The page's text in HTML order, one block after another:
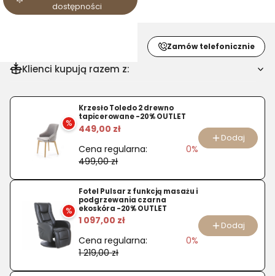
dostępności
Zamów telefonicznie
Klienci kupują razem z:
%
Krzesło Toledo 2 drewno
tapicerowane -20% OUTLET
449,00 zł
Cena regularna:
499,00 zł
0%
Dodaj
%
Fotel Pulsar z funkcją masażu i
podgrzewania czarna
ekoskóra -20% OUTLET
1 097,00 zł
Cena regularna:
1 219,00 zł
0%
Dodaj